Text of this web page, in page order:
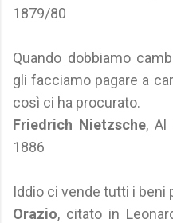
1879/80
Quando dobbiamo
gli facciamo pagare a
così ci ha procurato.
Friedrich Nietzsche, Al
1886
Iddio ci vende tutti i beni
Orazio, citato in